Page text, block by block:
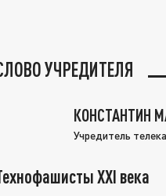
УЧРЕДИТЕЛЯ
КОНСТАНТИН
Учредитель
XXI века